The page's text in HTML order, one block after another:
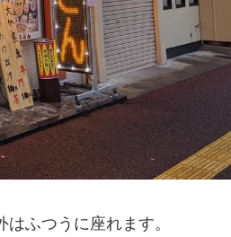
ふつうに座れます。